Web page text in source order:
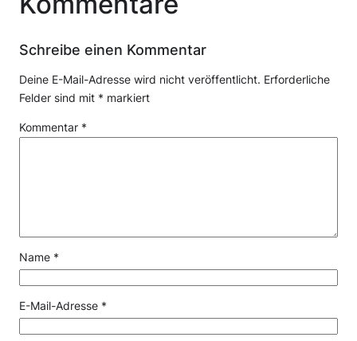
Schreibe einen Kommentar
Deine E-Mail-Adresse wird nicht veröffentlicht. Erforderliche
Felder sind mit * markiert
Kommentar *
Name *
E-Mail-Adresse *